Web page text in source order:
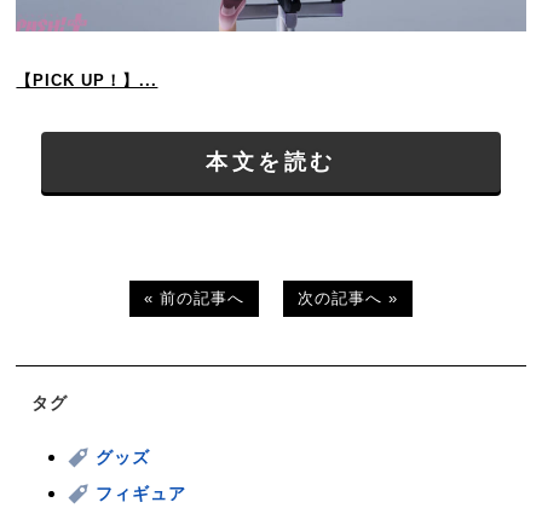
【PICK UP！】...
本文を読む
« 前の記事へ 次の記事へ »
タグ
グッズ
フィギュア